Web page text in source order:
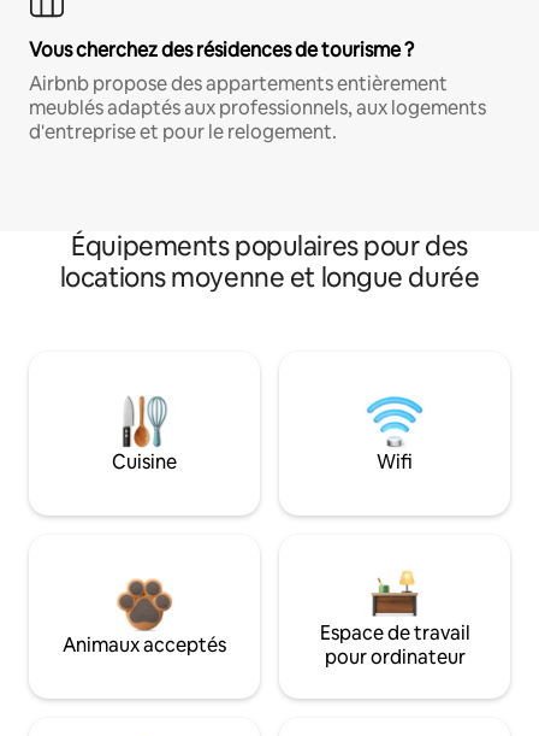
Vous cherchez des résidences de tourisme ?
Airbnb propose des appartements entièrement
meublés adaptés aux professionnels, aux logements
d'entreprise et pour le relogement.
Équipements populaires pour des
locations moyenne et longue durée
Cuisine Wifi
Animaux acceptés
Espace de travail
pour ordinateur